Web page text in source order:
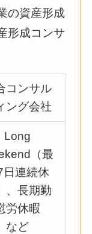
の資産形成
形成コンサ
コンサル
ング会社
Long
（最
日連続休
、長期勤
労休暇
など